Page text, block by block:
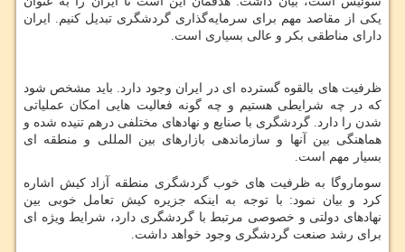
یکی از مقاصد مهم برای سرمایه‌گذاری گردشگری تبدیل کنیم. ایران
دارای مناطقی بکر و عالی بسیاری است.
ظرفیت های بالقوه گسترده ای در ایران وجود دارد. باید مشخص شود
که در چه شرایطی هستیم و چه گونه فعالیت هایی امکان عملیاتی
شدن را دارد. گردشگری با صنایع و نهادهای مختلفی درهم تنیده شده و
هماهنگی بین آنها و سازماندهی بازارهای بین المللی و منطقه ای
بسیار مهم است.
سوماروگا به ظرفیت های خوب گردشگری منطقه آزاد کیش اشاره
کرد و بیان نمود: با توجه به اینکه جزیره کیش تعامل خوبی بین
نهادهای دولتی و خصوصی مرتبط با گردشگری دارد، شرایط ویژه ای
برای رشد صنعت گردشگری وجود خواهد داشت.